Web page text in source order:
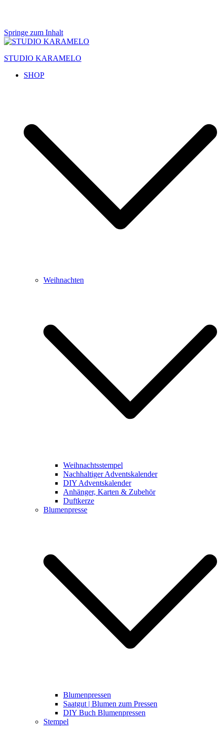
Springe zum Inhalt
STUDIO KARAMELO
SHOP
Weihnachten
Weihnachtsstempel
Nachhaltiger Adventskalender
DIY Adventskalender
Anhänger, Karten & Zubehör
Duftkerze
Blumenpresse
Blumenpressen
Saatgut | Blumen zum Pressen
DIY Buch Blumenpressen
Stempel